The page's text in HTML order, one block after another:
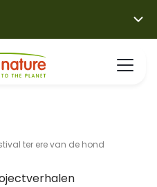
ter ere van de hond